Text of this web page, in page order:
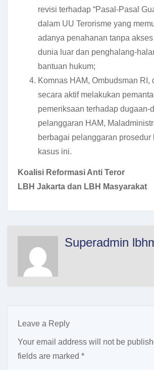
revisi terhadap “Pasal-Pasal
dalam UU Terorisme yang
adanya penahanan tanpa
dunia luar dan penghalang-
bantuan hukum;
Komnas HAM, Ombudsman RI,
secara aktif melakukan
pemeriksaan terhadap dugaan-
pelanggaran HAM,
berbagai pelanggaran prosedur
kasus ini.
Koalisi Reformasi Anti Teror
LBH Jakarta dan LBH Masyarakat
Superadmin
Leave a Reply
Your email address will not be
fields are marked *